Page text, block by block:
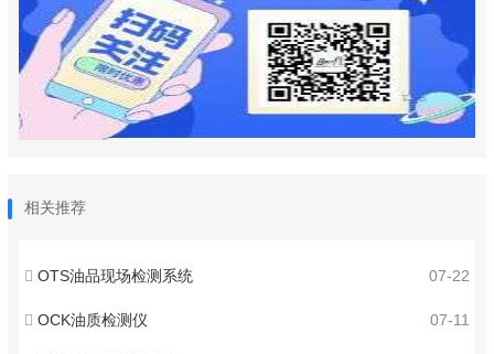
相关推荐
07-22
OTS油品现场检测系统
07-11
OCK油质检测仪